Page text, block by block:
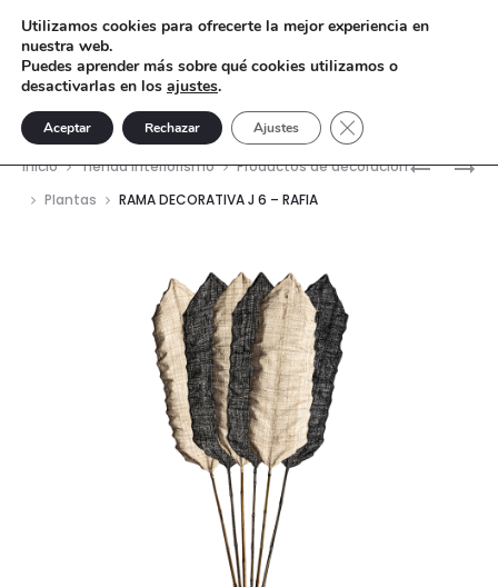
LIENZO
LIENZO
Inicio Tienda interiorismo
Productos de decoración
Plantas
RAMA DECORATIVA J 6 – RAFIA
Utilizamos cookies para ofrecerte la mejor experiencia en
nuestra web.
Puedes aprender más sobre qué cookies utilizamos o
desactivarlas en los ajustes.
Aceptar Rechazar Ajustes Cerrar el banner de